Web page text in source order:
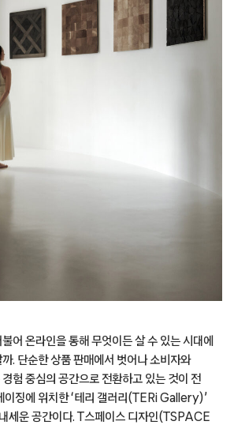
어 온라인을 통해 무엇이든 살 수 있는 시대에
. 단순한 상품 판매에서 벗어나 소비자와
험 중심의 공간으로 전환하고 있는 것이 전
이징에 위치한 ‘테리 갤러리(TERi Gallery)’
내세운 공간이다. T스페이스 디자인(TSPACE